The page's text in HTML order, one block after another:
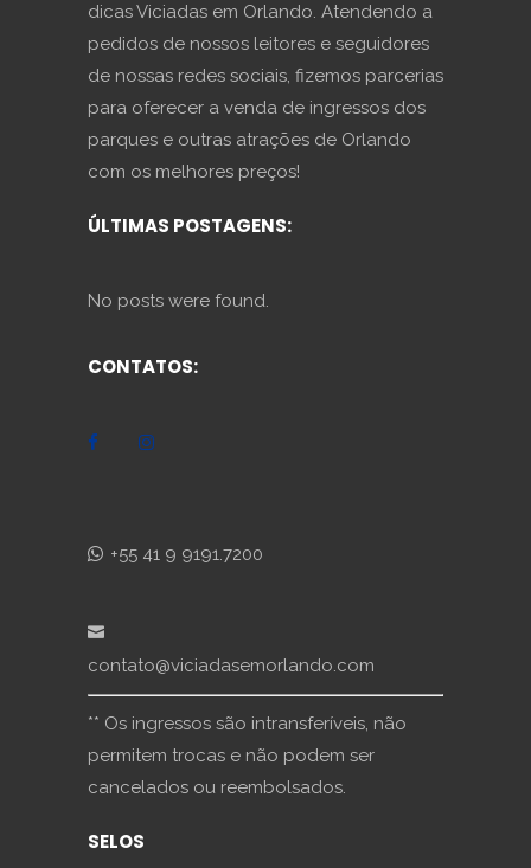
dicas Viciadas em Orlando. Atendendo a
pedidos de nossos leitores e seguidores
de nossas redes sociais, fizemos parcerias
para oferecer a venda de ingressos dos
parques e outras atrações de Orlando
com os melhores preços!
ÚLTIMAS POSTAGENS:
No posts were found.
CONTATOS:
+55 41 9 9191.7200
contato@viciadasemorlando.com
** Os ingressos são intransferíveis, não
permitem trocas e não podem ser
cancelados ou reembolsados.
SELOS